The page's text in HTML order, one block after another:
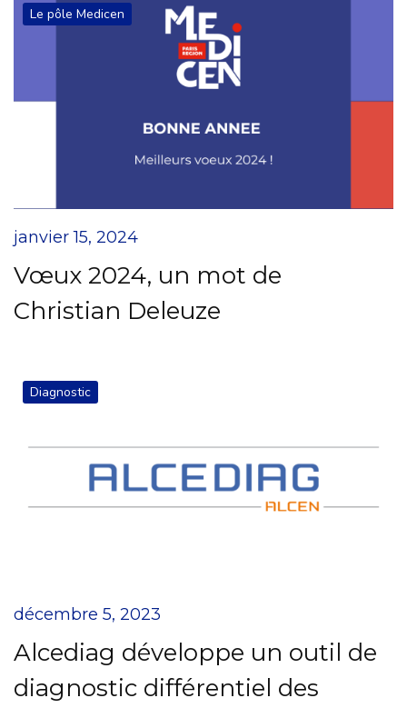
Le pôle Medicen
janvier 15, 2024
Vœux 2024, un mot de
Christian Deleuze
Diagnostic
décembre 5, 2023
Alcediag développe un outil de
diagnostic différentiel des